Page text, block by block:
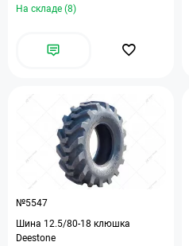
На складе (8)
№5547
Шина 12.5/80-18 клюшка
Deestone